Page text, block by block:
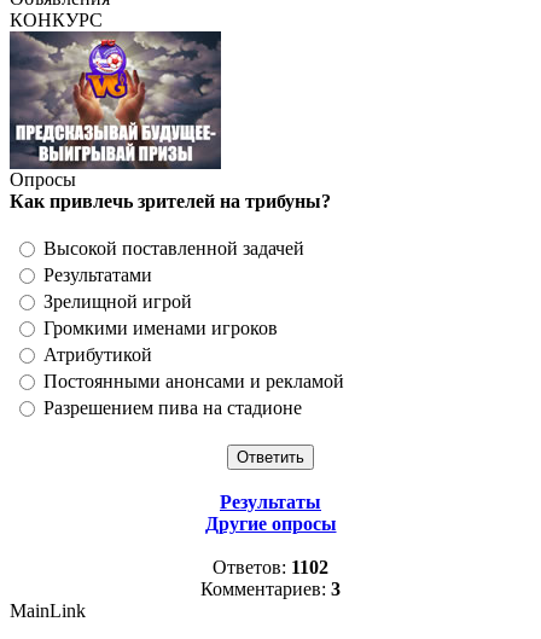
КОНКУРС
Опросы
Как привлечь зрителей на трибуны?
Высокой поставленной задачей
Результатами
Зрелищной игрой
Громкими именами игроков
Атрибутикой
Постоянными анонсами и рекламой
Разрешением пива на стадионе
Результаты
Другие опросы
Ответов: 1102
Комментариев: 3
MainLink